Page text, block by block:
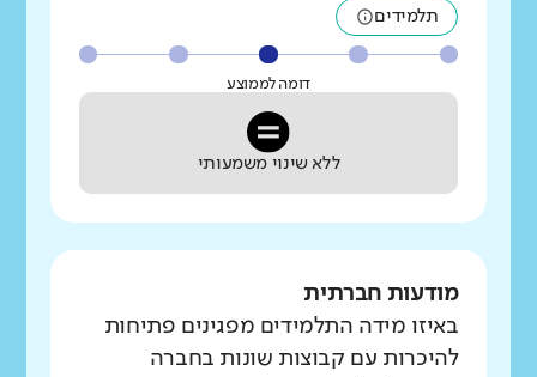
תלמידים
דומה לממוצע
ללא שינוי משמעותי
מודעות חברתית
באיזו מידה התלמידים מפגינים פתיחות
להיכרות עם קבוצות שונות בחברה